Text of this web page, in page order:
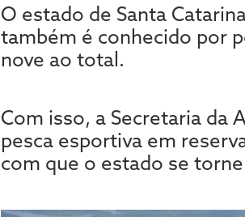
O estado de Santa
também é conhecido por
nove ao total.
Com isso, a Secretaria da
pesca esportiva em
com que o estado se